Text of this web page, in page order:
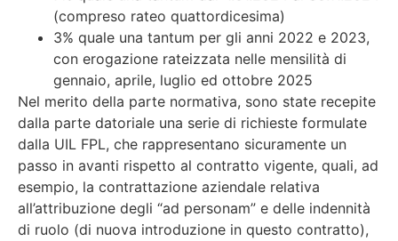
(compreso rateo quattordicesima)
3% quale una tantum per gli anni 2022 e 2023,
con erogazione rateizzata nelle mensilità di
gennaio, aprile, luglio ed ottobre 2025
Nel merito della parte normativa, sono state recepite
dalla parte datoriale una serie di richieste formulate
dalla UIL FPL, che rappresentano sicuramente un
passo in avanti rispetto al contratto vigente, quali, ad
esempio, la contrattazione aziendale relativa
all’attribuzione degli “ad personam” e delle indennità
di ruolo (di nuova introduzione in questo contratto),